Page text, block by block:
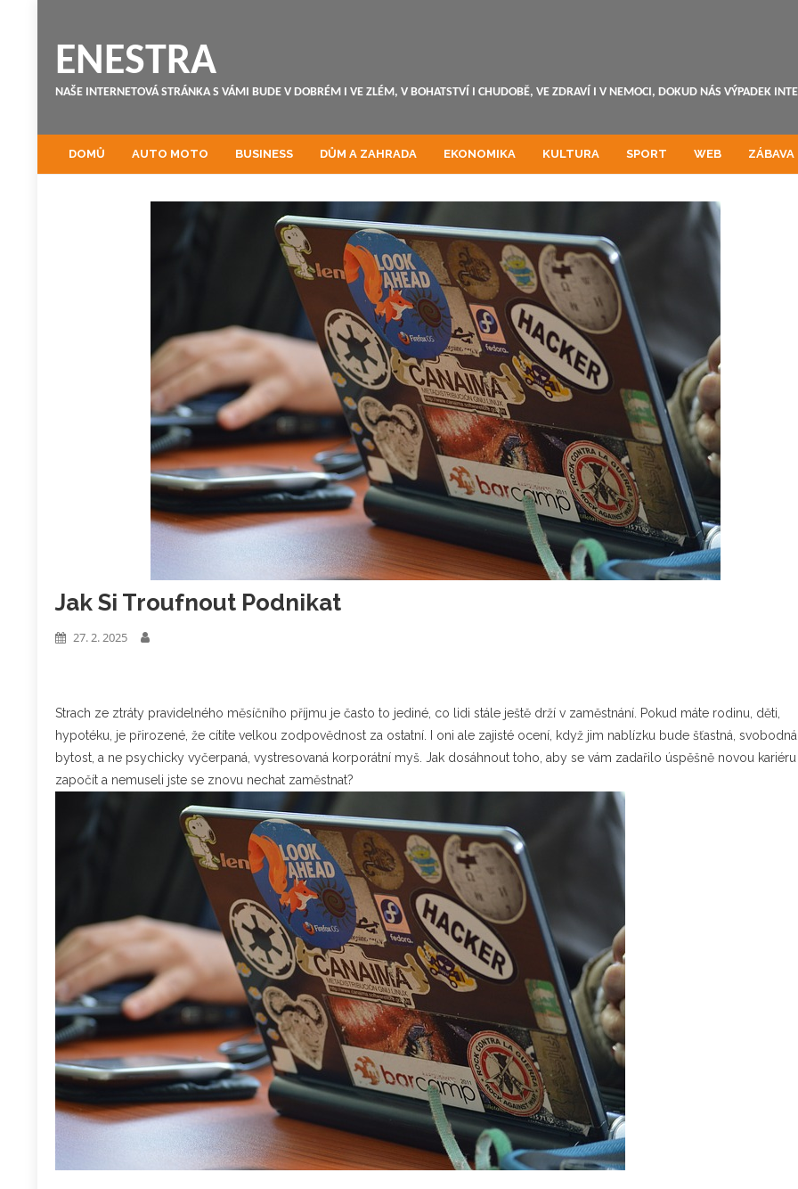
ENESTRA
NAŠE INTERNETOVÁ STRÁNKA S VÁMI BUDE V DOBRÉM I VE ZLÉM, V BOHATSTVÍ I CHUDOBĚ, VE ZDRAVÍ I V NEMOCI, DOKUD NÁS VÝPADEK
DOMŮ AUTO MOTO BUSINESS DŮM A ZAHRADA EKONOMIKA KULTURA SPORT WEB ZÁBAVA
Jak Si Troufnout Podnikat
27. 2. 2025
Strach ze ztráty pravidelného měsíčního příjmu je často to jediné, co lidi stále ještě drží v zaměstnání. Pokud máte rodinu, děti,
hypotéku, je přirozené, že cítíte velkou zodpovědnost za ostatní. I oni ale zajisté ocení, když jim nablízku bude šťastná, svobodná
bytost, a ne psychicky vyčerpaná, vystresovaná korporátní myš. Jak dosáhnout toho, aby se vám zadařilo úspěšně novou kariéru
započít a nemuseli jste se znovu nechat zaměstnat?